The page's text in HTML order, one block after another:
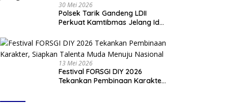
30 Mei 2026
Polsek Tarik Gandeng LDII
Perkuat Kamtibmas Jelang Idul
13 Mei 2026
Festival FORSGI DIY 2026
Tekankan Pembinaan Karakter,